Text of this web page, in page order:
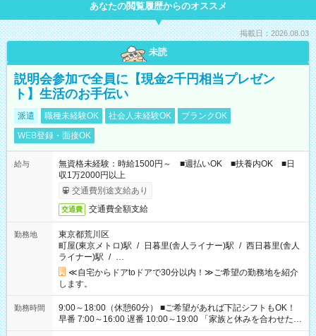
あなたの閲覧履歴からのオススメ
掲載日：2026.08.03
未読
説明会参加で全員に【現金2千円相当プレゼン
ト】生活のお手伝い
派遣 職種未経験OK 社会人未経験OK
ブランクOK
WEB登録・面接OK
給与
無資格未経験：時給1500円～ ■週払いOK ■扶養内OK ■日
収1万2000円以上
交通費別途支給あり
交通費 交通費全額支給
勤務地
東京都荒川区
町屋(東京メトロ)駅 / 日暮里(舎人ライナー)駅 / 西日暮里(舎人
ライナー)駅 / …
≪自宅からドアtoドアで30分以内！≫ご希望の勤務地を紹介
します。
勤務時間
9:00～18:00（休憩60分） ■ご希望があれば下記シフトもOK！
早番 7:00～16:00 遅番 10:00～19:00 「家族と休みを合わせた
い」 「余裕を持って夕飯の準備がしたい」 「できれば残業はし